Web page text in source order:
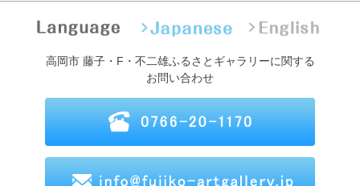
高岡市 藤子・F・不二雄ふるさとギャラリーに関する
お問い合わせ